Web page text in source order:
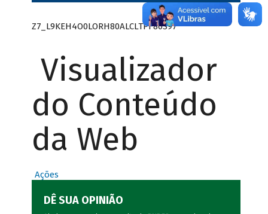
Z7_L9KEH4O0LORH80ALCLTPF80S97
Visualizador
do Conteúdo
da Web
Ações
DÊ SUA OPINIÃO